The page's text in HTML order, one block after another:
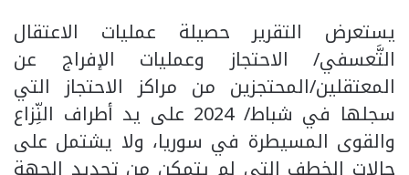
يستعرض التقرير حصيلة عمليات الاعتقال
التَّعسفي/ الاحتجاز وعمليات الإفراج عن
المعتقلين/المحتجزين من مراكز الاحتجاز التي
سجلها في شباط/ 2024 على يد أطراف النِّزاع
والقوى المسيطرة في سوريا، ولا يشتمل على